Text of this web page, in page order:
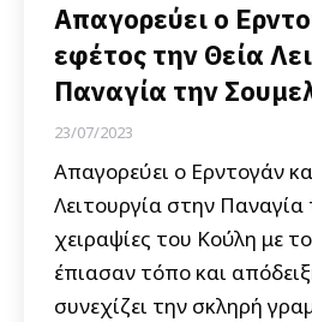
Απαγορεύει ο
εφέτος την Θεία
Παναγία την
23/07/2023
Απαγορεύει ο Ερντογάν
Λειτουργία στην Παναγία
χειραψίες του Κούλη με
έπιασαν τόπο και
συνεχίζει την σκληρή